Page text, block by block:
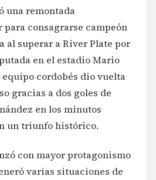
una remontada
para consagrarse campeón
al superar a River Plate por
en el estadio Mario
cordobés dio vuelta
gracias a dos goles de
en los minutos
un triunfo histórico.
con mayor protagonismo
varias situaciones de